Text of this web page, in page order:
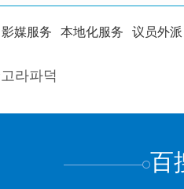
影媒服务 本地化服务 议员外派
级 专业级
라파덕
百